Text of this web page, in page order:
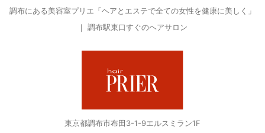
調布にある美容室プリエ「ヘアとエステで全ての女性を健康に美しく」
｜ 調布駅東口すぐのヘアサロン
東京都調布市布田3-1-9エルスミラン1F